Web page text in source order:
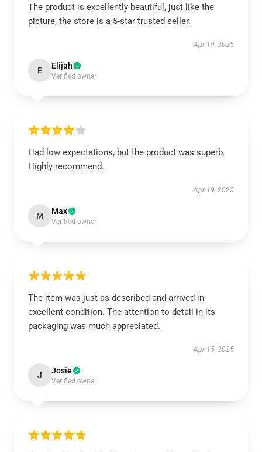
The product is excellently beautiful, just like the
picture, the store is a 5-star trusted seller.
Apr 19, 2025
E Elijah
Verified owner
Had low expectations, but the product was superb.
Highly recommend.
Apr 19, 2025
M Max
Verified owner
The item was just as described and arrived in
excellent condition. The attention to detail in its
packaging was much appreciated.
Apr 15, 2025
J Josie
Verified owner